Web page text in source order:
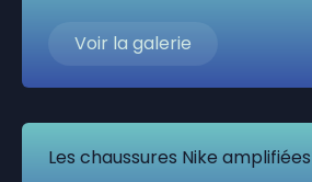
Voir la galerie
Les chaussures Nike amplifiées